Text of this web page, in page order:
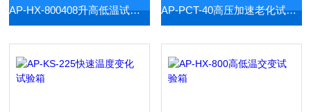
AP-HX-800408升高低温试验箱 AP-PCT-40高压加速老化试验箱